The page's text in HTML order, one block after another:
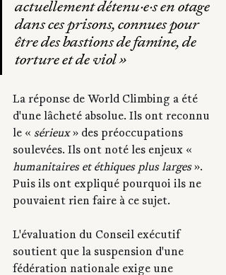
actuellement détenu·e·s en otage
dans ces prisons, connues pour
être des bastions de famine, de
torture et de viol »
La réponse de World Climbing a été
d'une lâcheté absolue. Ils ont reconnu
le « sérieux » des préoccupations
soulevées. Ils ont noté les enjeux «
humanitaires et éthiques plus larges ».
Puis ils ont expliqué pourquoi ils ne
pouvaient rien faire à ce sujet.
L'évaluation du Conseil exécutif
soutient que la suspension d'une
fédération nationale exige une